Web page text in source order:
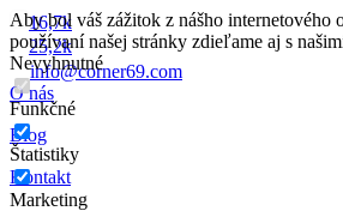
Aby bol váš zážitok z nášho internetového
používaní našej stránky zdieľame aj s
Nevyhnutné
Funkčné
Štatistiky
Marketing
16,7k
25,2k
info@corner69.com
O nás
Blog
Kontakt